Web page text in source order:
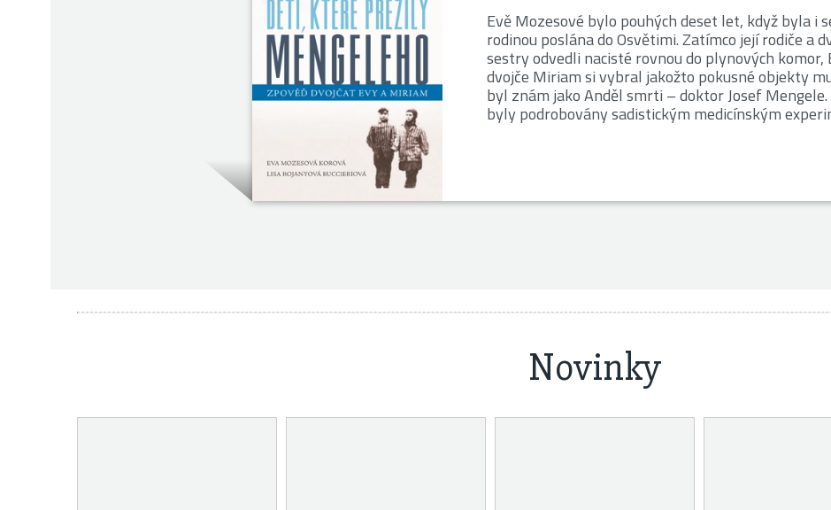
Evě Mozesové bylo pouhých deset let, když byla i
rodinou poslána do Osvětimi. Zatímco její rodiče a
sestry odvedli nacisté rovnou do plynových komor,
dvojče Miriam si vybral jakožto pokusné objekty
byl znám jako Anděl smrti – doktor Josef
byly podrobovány sadistickým medicínským
Novinky